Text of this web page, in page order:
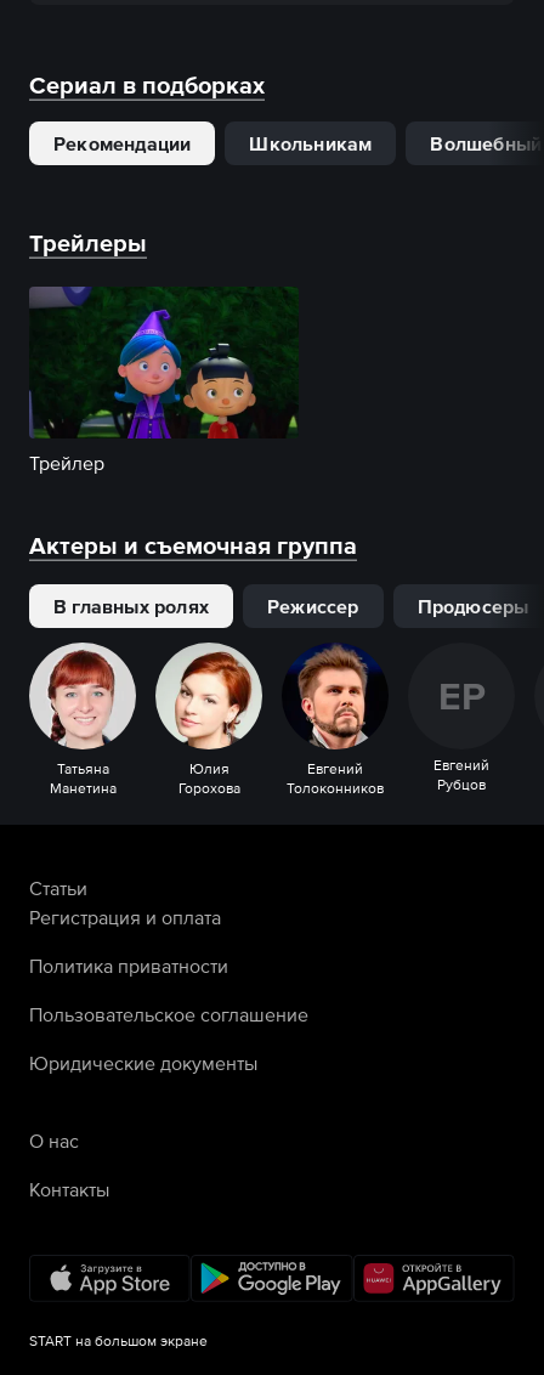
Сериал в подборках
Рекомендации Школьникам
Трейлеры
Трейлер
Актеры и съемочная группа
В главных ролях Режиссер Продюсеры
Татьяна
Манетина
Юлия
Горохова
Евгений
Толоконников
ЕР
Евгений
Рубцов
Статьи
Регистрация и оплата
Политика приватности
Пользовательское соглашение
Юридические документы
О нас
Контакты
START на большом экране